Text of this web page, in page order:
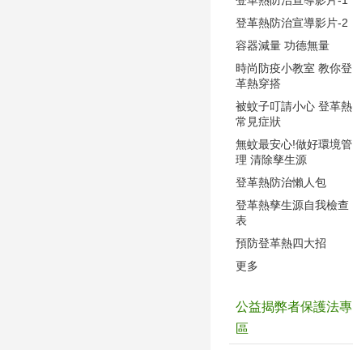
登革熱防治宣導影片-2
容器減量 功德無量
時尚防疫小教室 教你登
革熱穿搭
被蚊子叮請小心 登革熱
常見症狀
無蚊最安心!做好環境管
理 清除孳生源
登革熱防治懶人包
登革熱孳生源自我檢查
表
預防登革熱四大招
更多
公益揭弊者保護法專
區